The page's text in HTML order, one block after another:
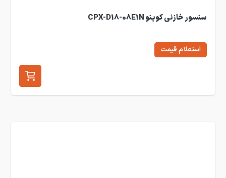
سنسور خازنی کوینو CPX-D18-08E1N
استعلام قیمت